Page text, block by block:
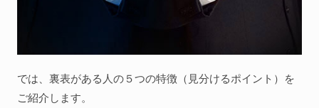
では、裏表がある人の５つの特徴（見分けるポイント）を
ご紹介します。